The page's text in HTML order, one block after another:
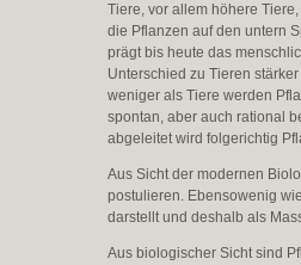
Tiere, vor allem höhere
die Pflanzen auf den untern
prägt bis heute das
Unterschied zu Tieren
weniger als Tiere werden
spontan, aber auch rational
abgeleitet wird folgerichtig
Aus Sicht der modernen
postulieren. Ebensowenig
darstellt und deshalb als
Aus biologischer Sicht sind